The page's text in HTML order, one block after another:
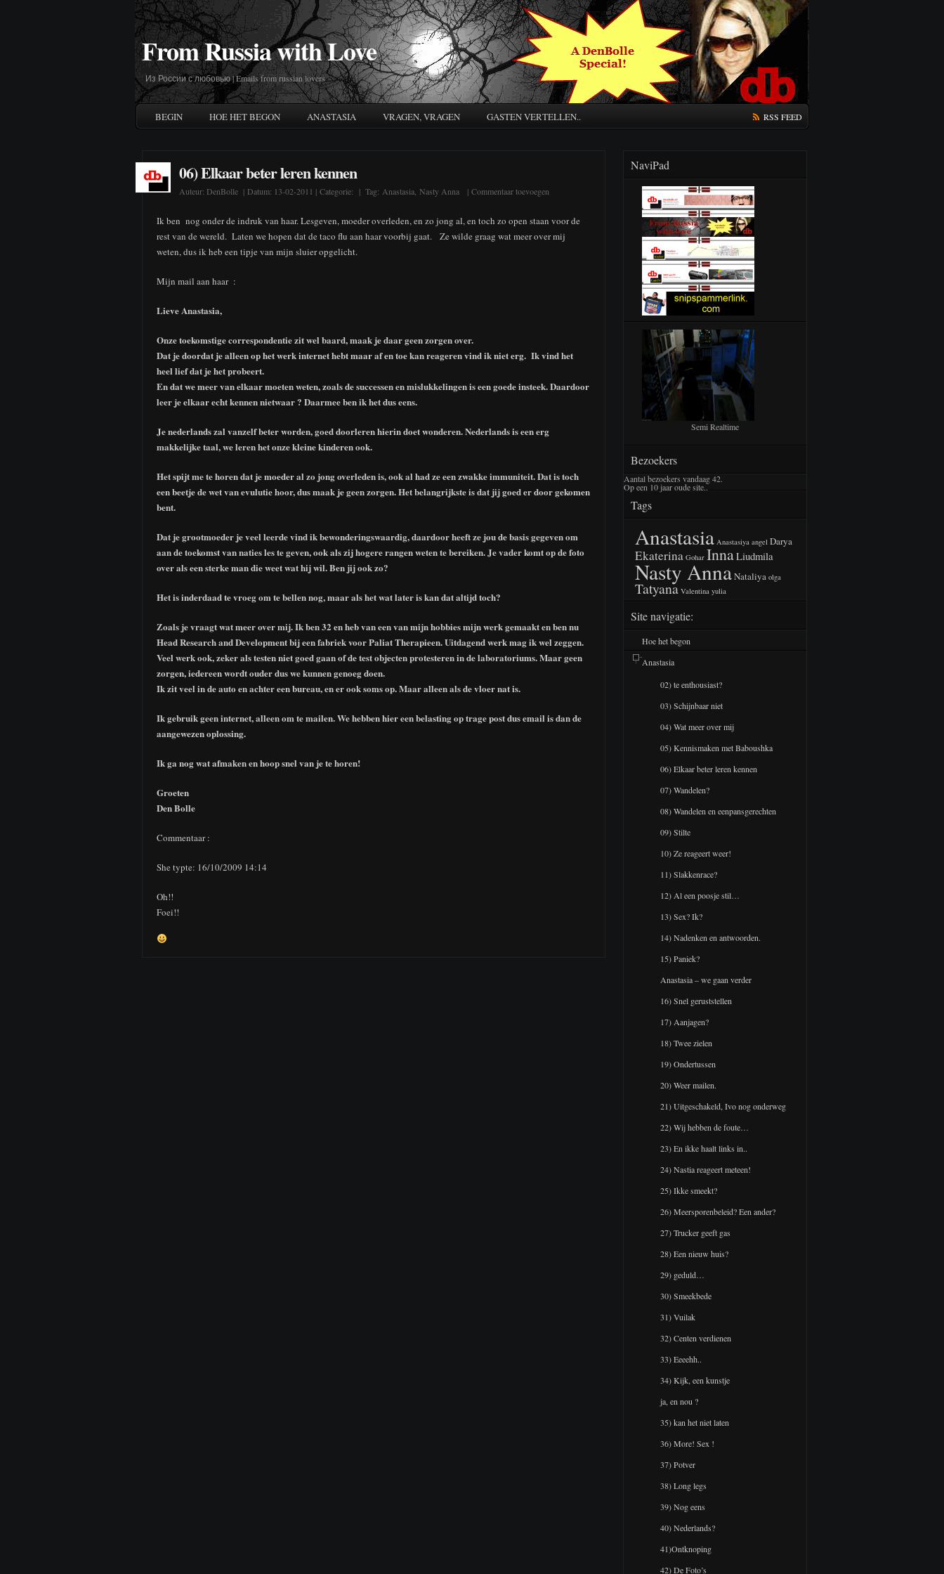
From Russia with Love
Из России с любовью | Emails from russian lovers
BEGIN HOE HET BEGON ANASTASIA VRAGEN, VRAGEN GASTEN VERTELLEN.. RSS FEED
06) Elkaar beter leren kennen
Auteur: DenBolle | Datum: 13-02-2011 | Categorie: | Tag: Anastasia Nasty Anna | Commentaar toevoegen
Ik ben nog onder de indruk van haar. Lesgeven, moeder overleden, en zo jong al, en toch zo open staan voor de
rest van de wereld. Laten we hopen dat de taco flu aan haar voorbij gaat. Ze wilde graag wat meer over mij
weten, dus ik heb een tipje van mijn sluier opgelicht.
Mijn mail aan haar :
Lieve Anastasia,
Onze toekomstige correspondentie zit wel baard, maak je daar geen zorgen over.
Dat je doordat je alleen op het werk internet hebt maar af en toe kan reageren vind ik niet erg. Ik vind het
heel lief dat je het probeert.
En dat we meer van elkaar moeten weten, zoals de successen en mislukkelingen is een goede insteek. Daardoor
leer je elkaar echt kennen nietwaar ? Daarmee ben ik het dus eens.
Je nederlands zal vanzelf beter worden, goed doorleren hierin doet wonderen. Nederlands is een erg
makkelijke taal, we leren het onze kleine kinderen ook.
Het spijt me te horen dat je moeder al zo jong overleden is, ook al had ze een zwakke immuniteit. Dat is toch
een beetje de wet van evulutie hoor, dus maak je geen zorgen. Het belangrijkste is dat jij goed er door gekomen
bent.
Dat je grootmoeder je veel leerde vind ik bewonderingswaardig, daardoor heeft ze jou de basis gegeven om
aan de toekomst van naties les te geven, ook als zij hogere rangen weten te bereiken. Je vader komt op de foto
over als een sterke man die weet wat hij wil. Ben jij ook zo?
Het is inderdaad te vroeg om te bellen nog, maar als het wat later is kan dat altijd toch?
Zoals je vraagt wat meer over mij. Ik ben 32 en heb van een van mijn hobbies mijn werk gemaakt en ben nu
Head Research and Development bij een fabriek voor Paliat Therapieen. Uitdagend werk mag ik wel zeggen.
Veel werk ook, zeker als testen niet goed gaan of de test objecten protesteren in de laboratoriums. Maar geen
zorgen, iedereen wordt ouder dus we kunnen genoeg doen.
Ik zit veel in de auto en achter een bureau, en er ook soms op. Maar alleen als de vloer nat is.
Ik gebruik geen internet, alleen om te mailen. We hebben hier een belasting op trage post dus email is dan de
aangewezen oplossing.
Ik ga nog wat afmaken en hoop snel van je te horen!
Groeten
Den Bolle
Commentaar :
She typte: 16/10/2009 14:14
Oh!!
Foei!!
NaviPad
Semi Realtime
Bezoekers
Aantal bezoekers vandaag42.
Op een 10 jaar oude site..
Tags
Anastasia Anastasiya angel Darya
Ekaterina Gohar InnaLiudmila
Nasty AnnaNataliya olga
Tatyana Valentina yulia
Site navigatie:
Hoe het begon
Anastasia
02) te enthousiast?
03) Schijnbaar niet
04) Wat meer over mij
05) Kennismaken met Baboushka
06) Elkaar beter leren kennen
07) Wandelen?
08) Wandelen en eenpansgerechten
09) Stilte
10) Ze reageert weer!
11) Slakkenrace?
12) Al een poosje stil…
13) Sex? Ik?
14) Nadenken en antwoorden.
15) Paniek?
Anastasia – we gaan verder
16) Snel geruststellen
17) Aanjagen?
18) Twee zielen
19) Ondertussen
20) Weer mailen.
21) Uitgeschakeld, Ivo nog onderweg
22) Wij hebben de foute…
23) En ikke haalt links in..
24) Nastia reageert meteen!
25) Ikke smeekt?
26) Meersporenbeleid? Een ander?
27) Trucker geeft gas
28) Een nieuw huis?
29) geduld…
30) Smeekbede
31) Vuilak
32) Centen verdienen
33) Eeeehh..
34) Kijk, een kunstje
ja, en nou ?
35) kan het niet laten
36) More! Sex !
37) Potver
38) Long legs
39) Nog eens
40) Nederlands?
41)Ontknoping
42) De Foto’s